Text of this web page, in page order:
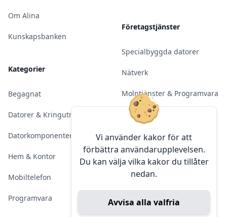
Vi använder kakor för att
förbättra användarupplevelsen.
Du kan välja vilka kakor du tillåter
nedan.
Avvisa alla valfria
Om Alina
Kunskapsbanken
Kategorier
Begagnat
Datorer & Kringutrustning
Datorkomponenter
Hem & Kontor
Mobiltelefon
Programvara
Företagstjänster
Specialbyggda datorer
Nätverk
Molntjänster & Programvara
Server & Backup
Kameraövervakning
Konferens & Public Display
Sälja elektronik